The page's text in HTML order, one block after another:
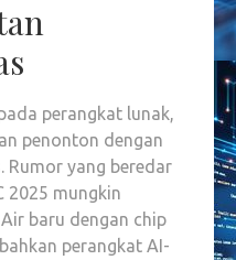
perangkat lunak,
penonton dengan
Rumor yang beredar
2025 mungkin
baru dengan chip
perangkat AI-